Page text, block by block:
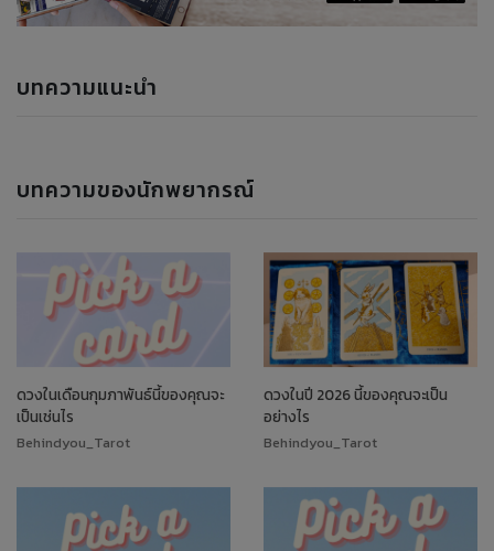
บทความแนะนำ
บทความของนักพยากรณ์
ดวงในเดือนกุมภาพันธ์นี้ของคุณจะ
เป็นเช่นไร
Behindyou_Tarot
ดวงในปี 2026 นี้ของคุณจะเป็น
อย่างไร
Behindyou_Tarot